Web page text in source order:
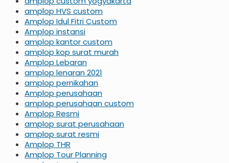
amplop HVS custom
Amplop Idul Fitri Custom
Amplop instansi
amplop kantor custom
amplop kop surat murah
Amplop Lebaran
amplop lenaran 2021
amplop pernikahan
Amplop perusahaan
amplop perusahaan custom
Amplop Resmi
amplop surat perusahaan
amplop surat resmi
Amplop THR
Amplop Tour Planning